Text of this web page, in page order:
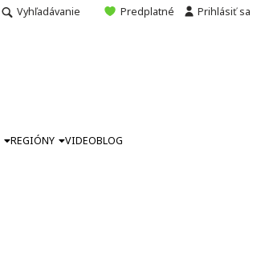
Vyhľadávanie Predplatné Prihlásiť sa
REGIÓNY VIDEOBLOG